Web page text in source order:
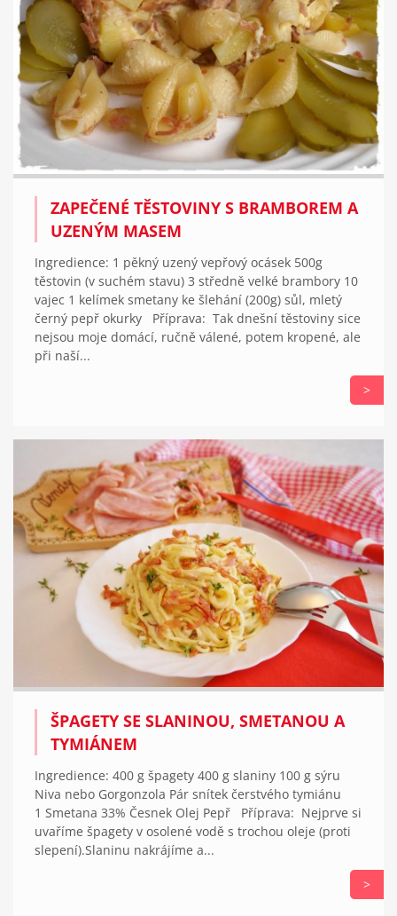
ZAPEČENÉ TĚSTOVINY S BRAMBOREM A
UZENÝM MASEM
Ingredience: 1 pěkný uzený vepřový ocásek 500g
těstovin (v suchém stavu) 3 středně velké brambory 10
vajec 1 kelímek smetany ke šlehání (200g) sůl, mletý
černý pepř okurky Příprava: Tak dnešní těstoviny sice
nejsou moje domácí, ručně válené, potem kropené, ale
při naší...
>
ŠPAGETY SE SLANINOU, SMETANOU A
TYMIÁNEM
Ingredience: 400 g špagety 400 g slaniny 100 g sýru
Niva nebo Gorgonzola Pár snítek čerstvého tymiánu
1 Smetana 33% Česnek Olej Pepř Příprava: Nejprve si
uvaříme špagety v osolené vodě s trochou oleje (proti
slepení).Slaninu nakrájíme a...
>